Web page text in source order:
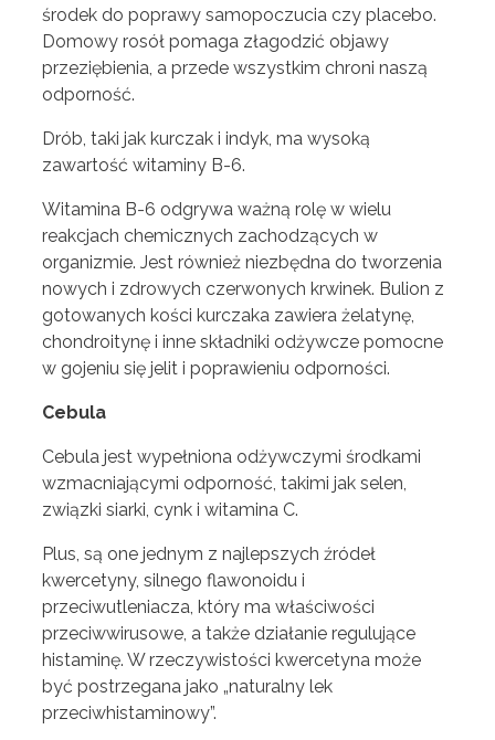
środek do poprawy samopoczucia czy placebo.
Domowy rosół pomaga złagodzić objawy
przeziębienia, a przede wszystkim chroni naszą
odporność.
Drób, taki jak kurczak i indyk, ma wysoką
zawartość witaminy B-6.
Witamina B-6 odgrywa ważną rolę w wielu
reakcjach chemicznych zachodzących w
organizmie. Jest również niezbędna do tworzenia
nowych i zdrowych czerwonych krwinek. Bulion z
gotowanych kości kurczaka zawiera żelatynę,
chondroitynę i inne składniki odżywcze pomocne
w gojeniu się jelit i poprawieniu odporności.
Cebula
Cebula jest wypełniona odżywczymi środkami
wzmacniającymi odporność, takimi jak selen,
związki siarki, cynk i witamina C.
Plus, są one jednym z najlepszych źródeł
kwercetyny, silnego flawonoidu i
przeciwutleniacza, który ma właściwości
przeciwwirusowe, a także działanie regulujące
histaminę. W rzeczywistości kwercetyna może
być postrzegana jako „naturalny lek
przeciwhistaminowy”.